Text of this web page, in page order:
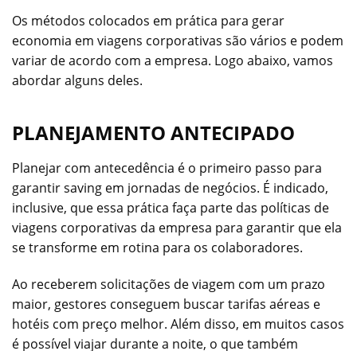
Os métodos colocados em prática para gerar
economia em viagens corporativas são vários e podem
variar de acordo com a empresa. Logo abaixo, vamos
abordar alguns deles.
PLANEJAMENTO ANTECIPADO
Planejar com antecedência é o primeiro passo para
garantir saving em jornadas de negócios. É indicado,
inclusive, que essa prática faça parte das políticas de
viagens corporativas da empresa para garantir que ela
se transforme em rotina para os colaboradores.
Ao receberem solicitações de viagem com um prazo
maior, gestores conseguem buscar tarifas aéreas e
hotéis com preço melhor. Além disso, em muitos casos
é possível viajar durante a noite, o que também